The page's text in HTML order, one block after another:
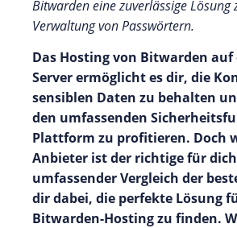
Bitwarden eine zuverlässige Lösung
Verwaltung von Passwörtern.
Das Hosting von Bitwarden auf
Server ermöglicht es dir, die
sensiblen Daten zu behalten
den umfassenden
Plattform zu profitieren. Doch
Anbieter ist der richtige für
umfassender Vergleich der
dir dabei, die perfekte Lösung
Bitwarden-Hosting zu finden.